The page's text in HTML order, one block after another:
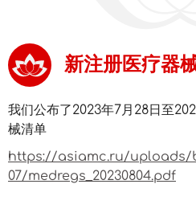
新注册医疗器
我们公布了2023年7月28日至
械清单
https://asiamc.ru/uploads/
07/medregs_20230804.pdf